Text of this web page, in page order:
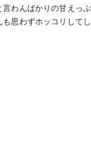
わんばかりの甘えっ
思わずホッコリして